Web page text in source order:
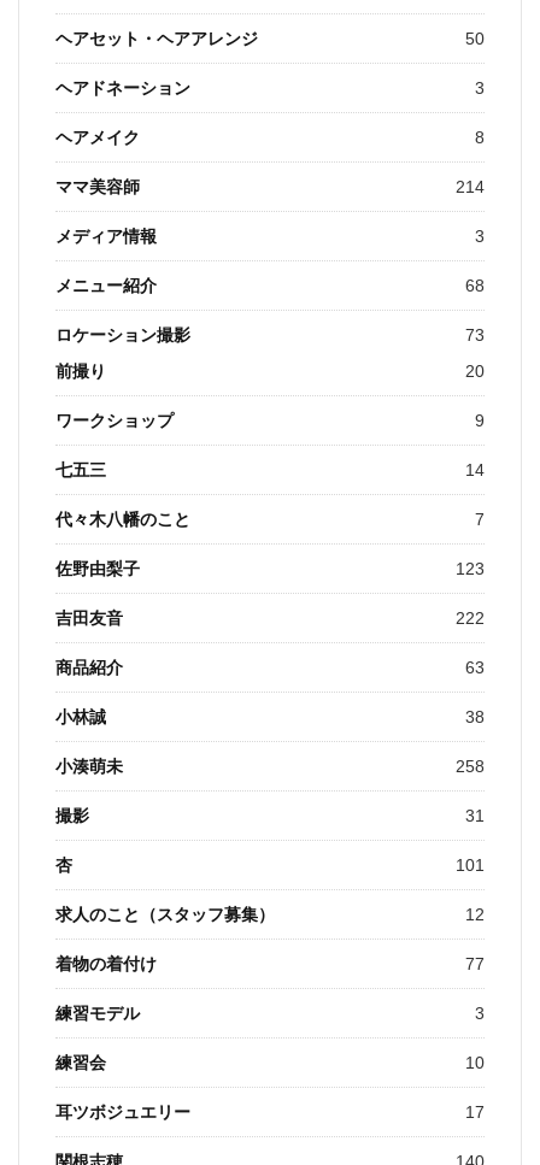
ヘアセット・ヘアアレンジ 50
ヘアドネーション 3
ヘアメイク 8
ママ美容師 214
メディア情報 3
メニュー紹介 68
ロケーション撮影
73
前撮り
20
ワークショップ 9
七五三 14
代々木八幡のこと 7
佐野由梨子 123
吉田友音 222
商品紹介 63
小林誠 38
小湊萌未 258
撮影 31
杏 101
求人のこと（スタッフ募集） 12
着物の着付け 77
練習モデル 3
練習会 10
耳ツボジュエリー 17